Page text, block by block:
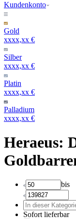
Kundenkonto
Gold
xxxx,xx €
Silber
xxxx,xx €
Platin
xxxx,xx €
Palladium
xxxx,xx €
Heraeus:
bis
Sofort lieferbar